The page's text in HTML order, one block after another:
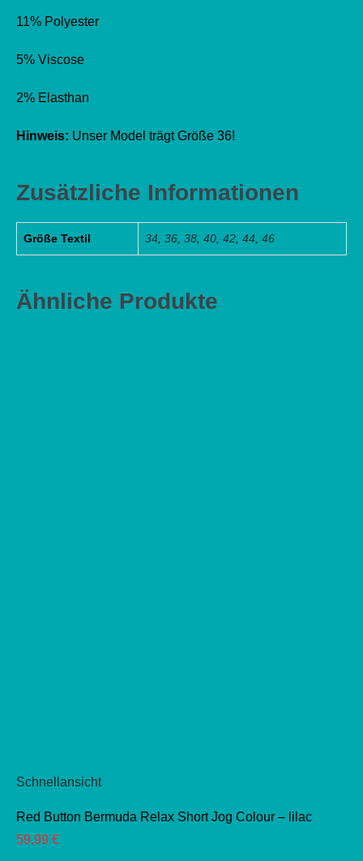
11% Polyester
5% Viscose
2% Elasthan
Hinweis: Unser Model trägt Größe 36!
Zusätzliche Informationen
Größe Textil 34 36 38 40 42 44 46
Ähnliche Produkte
Schnellansicht
Red Button Bermuda Relax Short Jog Colour – lilac
59,99 €